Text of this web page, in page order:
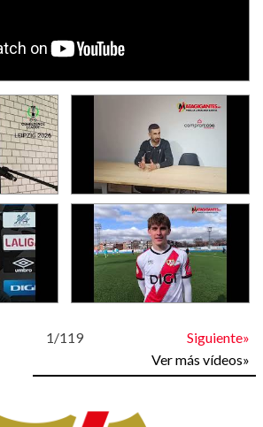
1/119 Siguiente»
Ver más vídeos»